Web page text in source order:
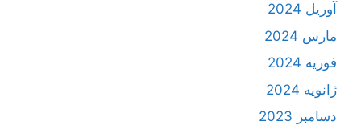
آوریل 2024
مارس 2024
فوریه 2024
ژانویه 2024
دسامبر 2023